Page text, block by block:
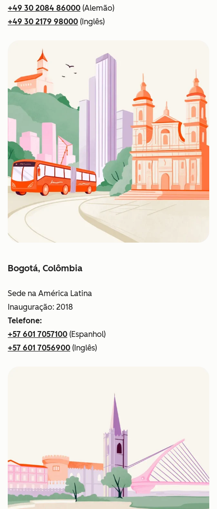
+49 30 2084 86000 (Alemão)
+49 30 2179 98000 (Inglês)
Bogotá, Colômbia
Sede na América Latina
Inauguração: 2018
Telefone:
+57 601 7057100 (Espanhol)
+57 601 7056900 (Inglês)